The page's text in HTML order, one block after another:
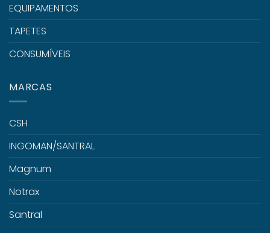
EQUIPAMENTOS
TAPETES
CONSUMÍVEIS
MARCAS
CSH
INGOMAN/SANTRAL
Magnum
Notrax
Santral